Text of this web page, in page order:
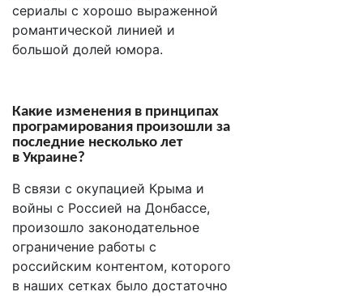
сериалы с хорошо выраженной
романтической линией и
большой долей юмора.
Какие изменения в принципах
програмирования произошли за
последние несколько лет
в Украине?
В связи с окупацией Крыма и
войны с Россией на Донбассе,
произошло законодательное
ограничение работы с
российским контентом, которого
в наших сетках было достаточно